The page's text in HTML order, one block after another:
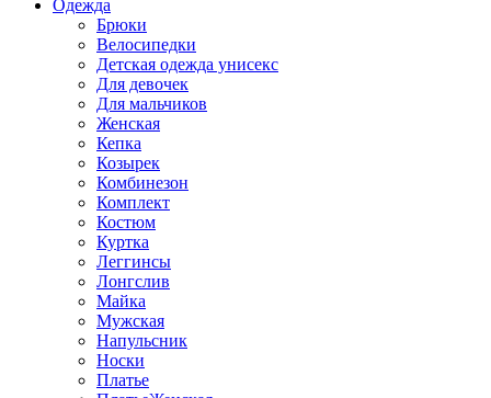
Одежда
Брюки
Велосипедки
Детская одежда унисекс
Для девочек
Для мальчиков
Женская
Кепка
Козырек
Комбинезон
Комплект
Костюм
Куртка
Леггинсы
Лонгслив
Майка
Мужская
Напульсник
Носки
Платье